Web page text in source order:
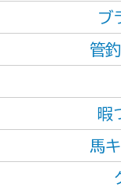
ブ
管
暇
馬